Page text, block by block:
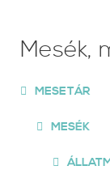
Mesék,
MESETÁR
MESÉK